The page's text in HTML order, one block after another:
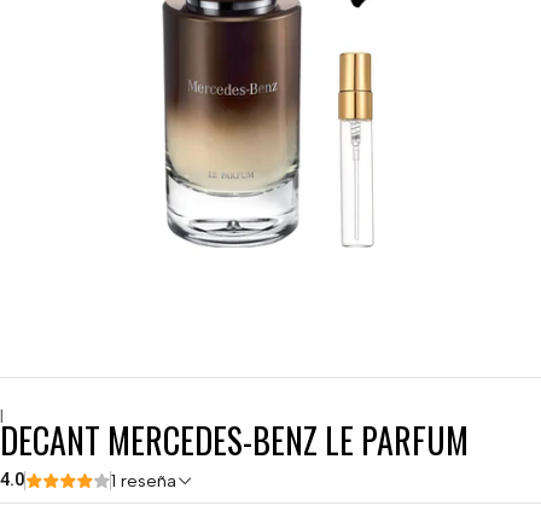
|
DECANT MERCEDES-BENZ LE PARFUM
4.0 1 reseña